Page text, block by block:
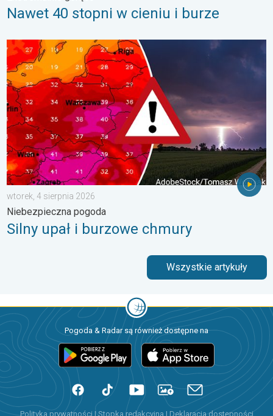
Nawet 40 stopni w cieniu i burze
Silny upał i burzowe chmury. Niebezpieczna pogoda. . .
wtorek, 4 sierpnia 2026
Niebezpieczna pogoda
Silny upał i burzowe chmury
Wszystkie artykuły
Pogoda & Radar są również dostępne na
Polityka prywatności |Stopka redakcyjna | Deklaracja dostępności